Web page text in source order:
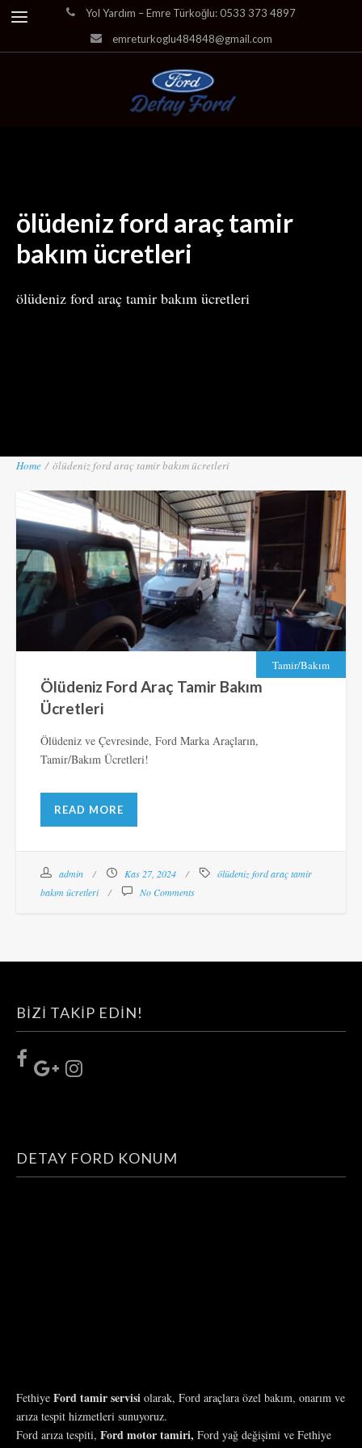
Yol Yardım – Emre Türkoğlu: 0533 373 4897
emreturkoglu484848@gmail.com
ölüdeniz ford araç tamir
bakım ücretleri
ölüdeniz ford araç tamir bakım ücretleri
Home / ölüdeniz ford araç tamir bakım ücretleri
Tamir/Bakım
Ölüdeniz Ford Araç Tamir Bakım
Ücretleri
Ölüdeniz ve Çevresinde, Ford Marka Araçların,
Tamir/Bakım Ücretleri!
READ MORE
admin Kas 27, 2024
ölüdeniz ford araç tamir
bakım ücretleri
No Comments
BIZI TAKIP EDIN!
DETAY FORD KONUM
Fethiye Ford tamir servisi olarak, Ford araçlara özel bakım, onarım ve
arıza tespit hizmetleri sunuyoruz.
Ford arıza tespiti, Ford motor tamiri, Ford yağ değişimi ve Fethiye